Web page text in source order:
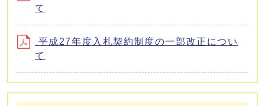
て
平成27年度入札契約制度の一部改正につい
て